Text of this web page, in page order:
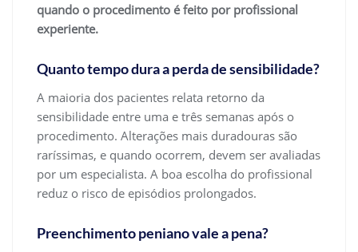
quando o procedimento é feito por profissional
experiente.
Quanto tempo dura a perda de sensibilidade?
A maioria dos pacientes relata retorno da
sensibilidade entre uma e três semanas após o
procedimento. Alterações mais duradouras são
raríssimas, e quando ocorrem, devem ser avaliadas
por um especialista. A boa escolha do profissional
reduz o risco de episódios prolongados.
Preenchimento peniano vale a pena?